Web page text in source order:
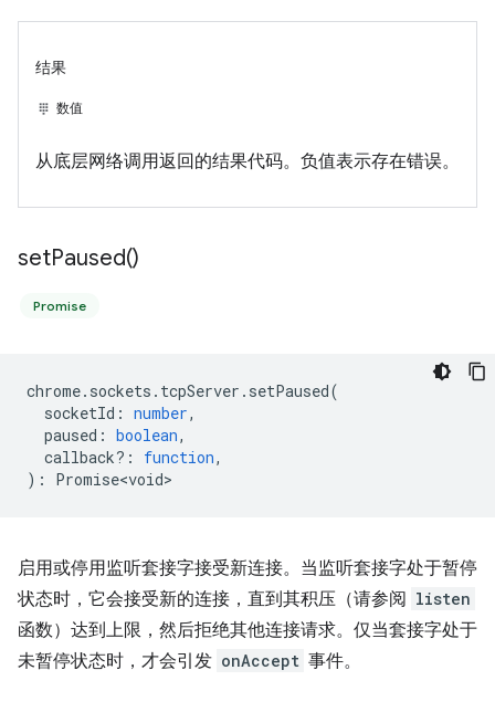
结果
数值
从底层网络调用返回的结果代码。负值表示存在错误。
setPaused()
Promise
chrome. sockets . tcpServer . setPaused(
socketId : number,
paused : boolean,
callback? : function,
) : Promise<void>
启用或停用监听套接字接受新连接。当监听套接字处于暂停
状态时，它会接受新的连接，直到其积压（请参阅 listen
函数）达到上限，然后拒绝其他连接请求。仅当套接字处于
未暂停状态时，才会引发 onAccept 事件。